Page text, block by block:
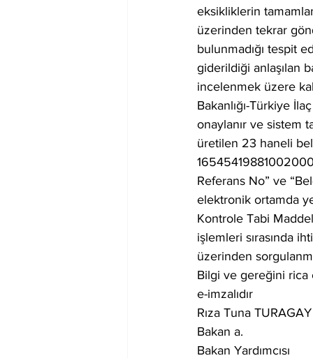
eksikliklerin
üzerinden tekrar
bulunmadığı tespit
giderildiği anlaşılan
incelenmek üzere
Bakanlığı-Türkiye
onaylanır ve sistem
üretilen 23 haneli
Referans No” ve
elektronik ortamda
Kontrole Tabi
işlemleri sırasında
üzerinden
Bilgi ve gereğini rica
e-imzalıdır
Rıza Tuna TURAGAY
Bakan a.
Bakan Yardımcısı